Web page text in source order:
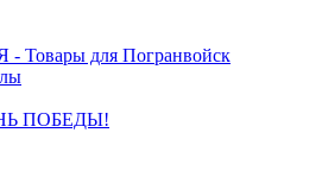
Товары для Погранвойск
ПОБЕДЫ!